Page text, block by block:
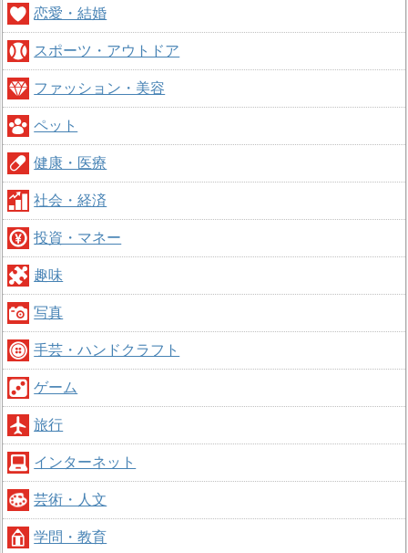
恋愛・結婚
スポーツ・アウトドア
ファッション・美容
ペット
健康・医療
社会・経済
投資・マネー
趣味
写真
手芸・ハンドクラフト
ゲーム
旅行
インターネット
芸術・人文
学問・教育